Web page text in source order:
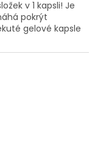
v 1 kapsli! Je
pokrýt
gelové kapsle